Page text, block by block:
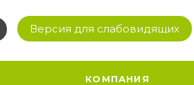
Версия для слабовидящих
КОМПАНИЯ